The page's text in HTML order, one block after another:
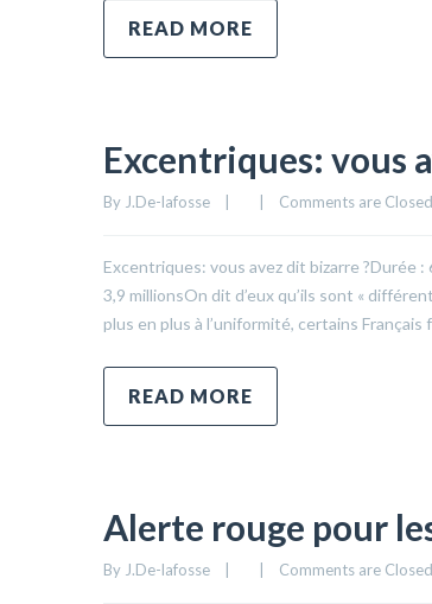
READ MORE
Excentriques: vous
By J.De-lafosse Comments are Closed
Excentriques: vous avez dit bizarre ?Durée
3,9 millionsOn dit d’eux qu’ils sont «
plus en plus à l’uniformité, certains Français
READ MORE
Alerte rouge pour
By J.De-lafosse Comments are Closed